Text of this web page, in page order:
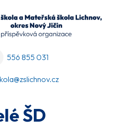
556 855 031
ŠD